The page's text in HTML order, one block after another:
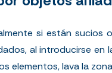
si están sucios
al introducirse
elementos, lava la